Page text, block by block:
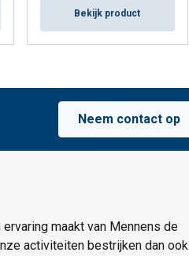
Bekijk product
Neem contact op
maakt van Mennens de
activiteiten bestrijken dan ook